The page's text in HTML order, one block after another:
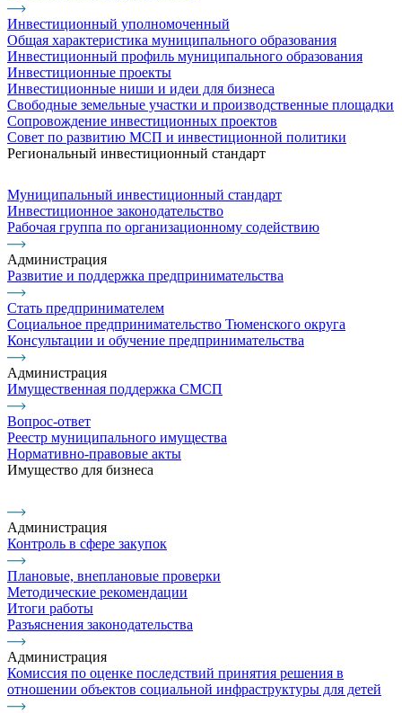
Инвестиционный уполномоченный
Общая характеристика муниципального образования
Инвестиционный профиль муниципального образования
Инвестиционные проекты
Инвестиционные ниши и идеи для бизнеса
Свободные земельные участки и производственные площадки
Сопровождение инвестиционных проектов
Совет по развитию МСП и инвестиционной политики
Региональный инвестиционный стандарт
Муниципальный инвестиционный стандарт
Инвестиционное законодательство
Рабочая группа по организационному содействию
Администрация
Развитие и поддержка предпринимательства
Стать предпринимателем
Социальное предпринимательство Тюменского округа
Консультации и обучение предпринимательства
Администрация
Имущественная поддержка СМСП
Вопрос-ответ
Реестр муниципального имущества
Нормативно-правовые акты
Имущество для бизнеса
Администрация
Контроль в сфере закупок
Плановые, внеплановые проверки
Методические рекомендации
Итоги работы
Разъяснения законодательства
Администрация
Комиссия по оценке последствий принятия решения в
отношении объектов социальной инфраструктуры для детей